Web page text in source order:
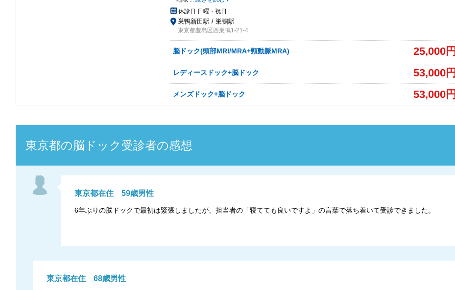
休診日:日曜・祝日
巣鴨新田駅 / 巣鴨駅
東京都豊島区西巣鴨1-21-4
脳ドック(頭部MRI/MRA+頸動脈MRA) 25,000円
レディースドック+脳ドック 53,000円
メンズドック+脳ドック 53,000円
東京都の脳ドック 受診者の感想
東京都在住 59歳男性
6年ぶりの脳ドックで最初は緊張しましたが、担当者の「寝てても良いですよ」の言葉で落ち着いて受診できました。
東京都在住 68歳男性